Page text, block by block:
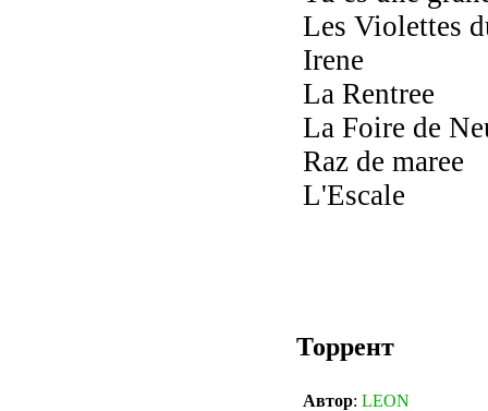
Les Violettes
Irene
La Rentree
La Foire de
Raz de maree
L'Escale
Торрент
Автор: LEON